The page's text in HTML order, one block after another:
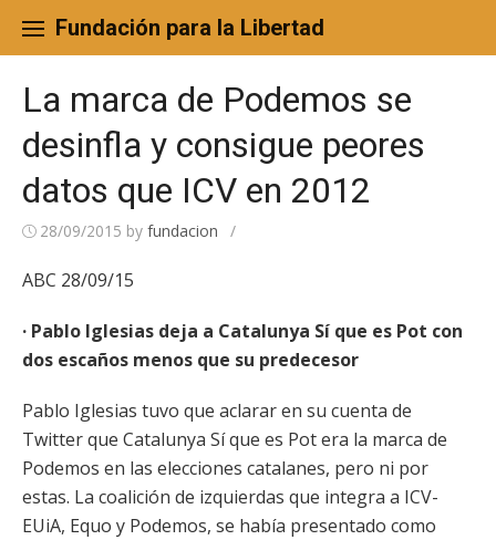
content
Fundación para la Libertad
La marca de Podemos se
desinfla y consigue peores
datos que ICV en 2012
28/09/2015 by fundacion /
ABC 28/09/15
· Pablo Iglesias deja a Catalunya Sí que es Pot con
dos escaños menos que su predecesor
Pablo Iglesias tuvo que aclarar en su cuenta de
Twitter que Catalunya Sí que es Pot era la marca de
Podemos en las elecciones catalanes, pero ni por
estas. La coalición de izquierdas que integra a ICV-
EUiA, Equo y Podemos, se había presentado como